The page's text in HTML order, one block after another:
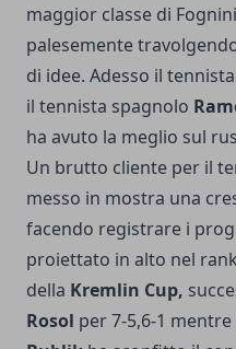
maggior classe di
palesemente
di idee. Adesso il
il tennista spagnolo
ha avuto la meglio sul
Un brutto cliente per il
messo in mostra una
facendo registrare i
proiettato in alto nel
della Kremlin Cup,
Rosol per 7-5,6-1